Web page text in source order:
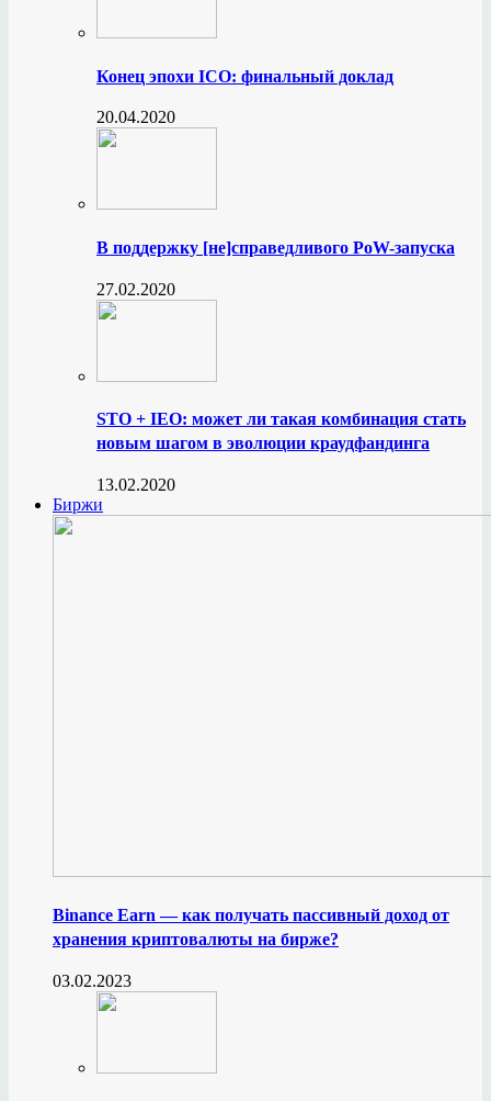
Конец эпохи ICO: финальный доклад
20.04.2020
В поддержку [не]справедливого PoW-запуска
27.02.2020
STO + IEO: может ли такая комбинация стать
новым шагом в эволюции краудфандинга
13.02.2020
Биржи
Binance Earn — как получать пассивный доход от
хранения криптовалюты на бирже?
03.02.2023